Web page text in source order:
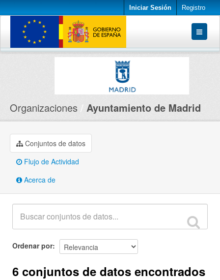
Iniciar Sesión Registro
Conjuntos de datos
Organizaciones Ayuntamiento de Madrid
Conjuntos de datos
Flujo de Actividad
Acerca de
Ordenar por
6 conjuntos de datos encontrados